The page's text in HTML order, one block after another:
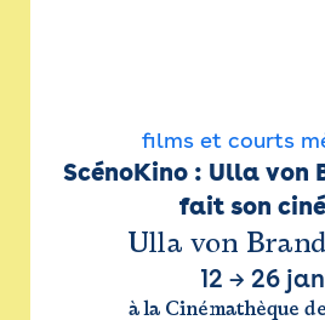
films et courts
ScénoKino : Ulla von
fait son
Ulla von
12 → 26
à la Cinémathèque